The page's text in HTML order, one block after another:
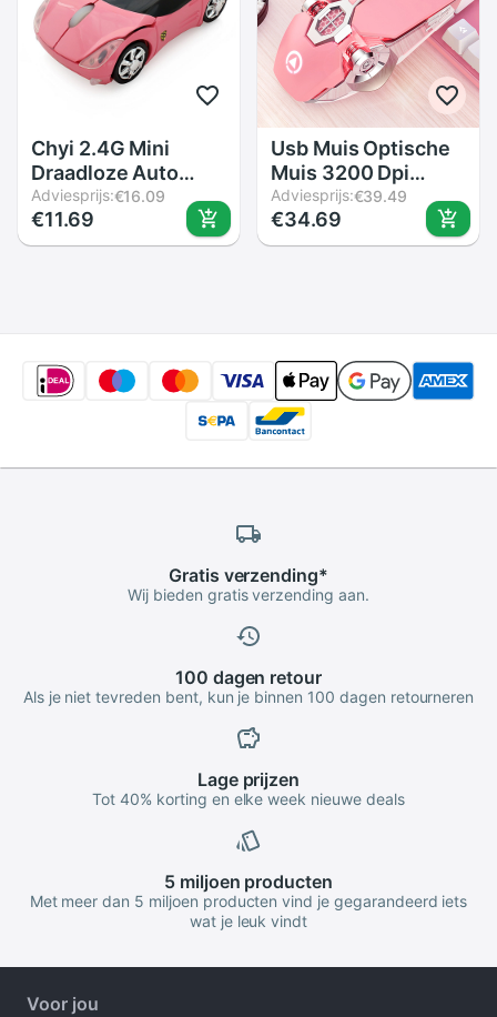
Chyi 2.4G Mini
Draadloze Auto
Muis 1600 Dpi
Optische Usb
Computer Muizen
Adviesprijs:€16.09
€11.69
Usb Muis Optische
Muis 3200 Dpi
Computer Muis 7-
Knop Stille Gaming
Muis Voor
Adviesprijs:€39.49
€34.69
Gratis verzending*
Wij bieden gratis verzending aan.
100 dagen retour
Als je niet tevreden bent, kun je binnen 100 dagen retourneren
Lageprijzen
Tot 40% korting en elke week nieuwe deals
5 miljoen producten
Met meer dan 5 miljoen producten vind je gegarandeerd iets
wat je leuk vindt
Voor jou